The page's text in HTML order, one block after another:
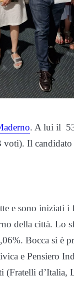
. A lui il
Il candidato
e sono iniziati
della città. Lo
Bocca si è
e Pensiero
(Fratelli d’Italia,